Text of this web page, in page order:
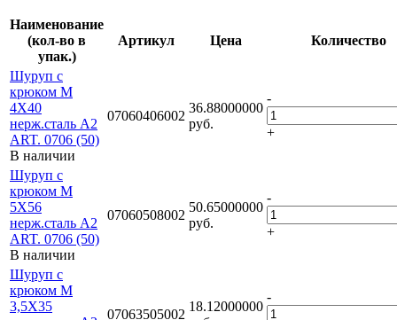
Наименование
(кол-во в
упак.)
Артикул Цена Количество
Шуруп с
крюком М
4Х40
нерж.сталь A2
ART. 0706 (50)
В наличии
07060406002
36.88000000
руб.
-
+
Шуруп с
крюком М
5Х56
нерж.сталь A2
ART. 0706 (50)
В наличии
07060508002
50.65000000
руб.
-
+
Шуруп с
крюком М
3,5Х35
07063505002
18.12000000
-